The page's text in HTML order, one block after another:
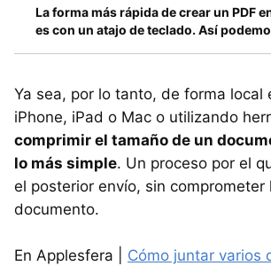
La forma más rápida de crear un PDF
es con un atajo de teclado. Así
Ya sea, por lo tanto, de forma local
iPhone, iPad o Mac o utilizando
comprimir el tamaño de un
lo más simple. Un proceso por el
el posterior envío, sin comprometer
documento.
En Applesfera | Cómo juntar varios